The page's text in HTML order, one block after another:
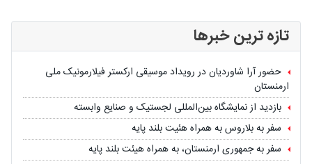
تازه ترین خبرها
حضور آرا شاوردیان در رویداد موسیقی ارکستر فیلارمونیک ملی
ارمنستان
بازدید از نمایشگاه بین‌المللی لجستیک و صنایع وابسته
سفر به بلاروس به همراه هئیت بلند پایه
سفر به جمهوری ارمنستان، به همراه هیئت بلند پایه